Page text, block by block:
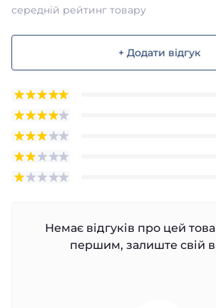
середній рейтинг товару
+ Додати відгук
Немає відгуків про цей
першим, залиште свій